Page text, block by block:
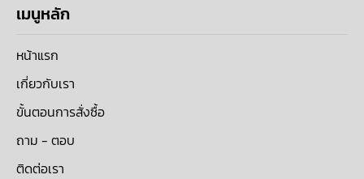
เมนูหลัก
หน้าแรก
เกี่ยวกับเรา
ขั้นตอนการสั่งซื้อ
ถาม - ตอบ
ติดต่อเรา